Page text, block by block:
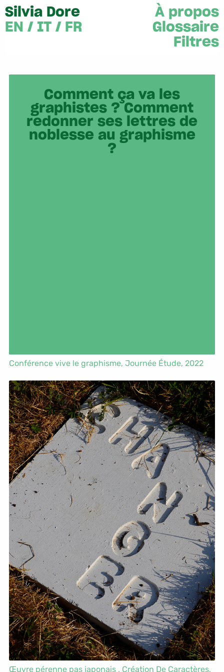
Silvia Dore
EN / IT/ FR
À propos
Glossaire
Filtres
Comment ça va les
graphistes ? Comment
redonner ses lettres de
noblesse au graphisme
?
Conférence vive le graphisme, Journée Étude, 2022
Œuvre pérenne pas japonais , Création De Caractères,